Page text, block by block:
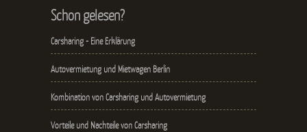
Schon gelesen?
Carsharing - Eine Erklärung
Autovermietung und Mietwagen Berlin
Kombination von Carsharing und Autovermietung
Vorteile und Nachteile von Carsharing